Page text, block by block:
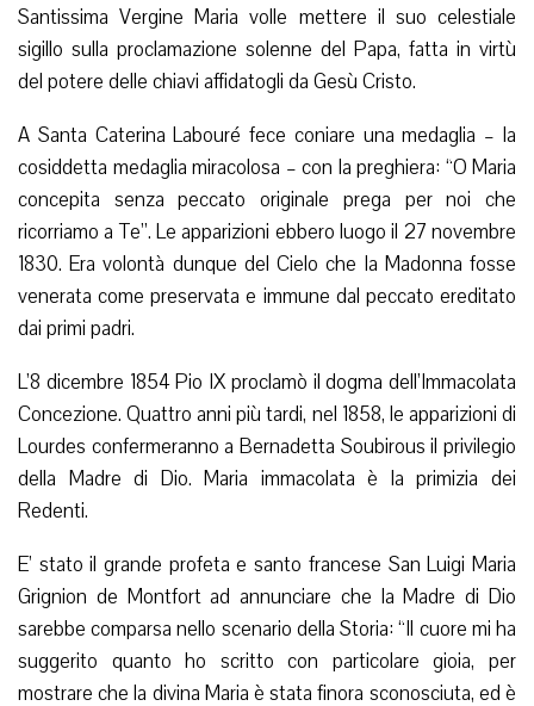
Santissima Vergine Maria volle mettere il suo celestiale
sigillo sulla proclamazione solenne del Papa, fatta in virtù
del potere delle chiavi affidatogli da Gesù Cristo.
A Santa Caterina Labouré fece coniare una medaglia – la
cosiddetta medaglia miracolosa – con la preghiera: “O Maria
concepita senza peccato originale prega per noi che
ricorriamo a Te”. Le apparizioni ebbero luogo il 27 novembre
1830. Era volontà dunque del Cielo che la Madonna fosse
venerata come preservata e immune dal peccato ereditato
dai primi padri.
L’8 dicembre 1854 Pio IX proclamò il dogma dell’Immacolata
Concezione. Quattro anni più tardi, nel 1858, le apparizioni di
Lourdes confermeranno a Bernadetta Soubirous il privilegio
della Madre di Dio. Maria immacolata è la primizia dei
Redenti.
E’ stato il grande profeta e santo francese San Luigi Maria
Grignion de Montfort ad annunciare che la Madre di Dio
sarebbe comparsa nello scenario della Storia: “Il cuore mi ha
suggerito quanto ho scritto con particolare gioia, per
mostrare che la divina Maria è stata finora sconosciuta, ed è